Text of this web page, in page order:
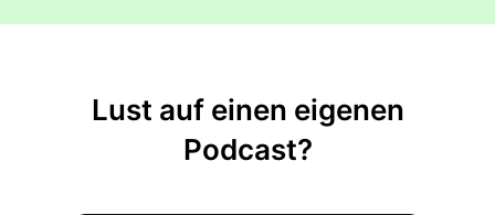
Lust auf einen eigenen
Podcast?